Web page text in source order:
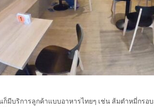
มีบริการลูกค้าแบบอาหารไทยๆ เช่น ส้มตำหมี่กรอ